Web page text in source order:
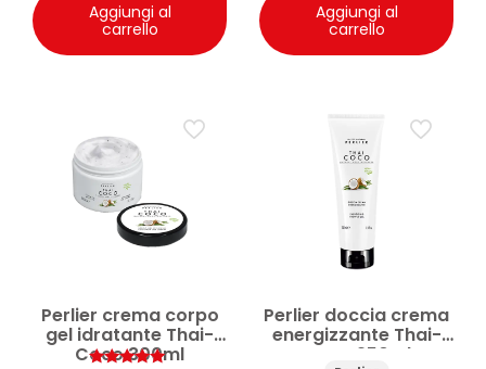
Aggiungi al
carrello
Aggiungi al
carrello
Perlier crema corpo
gel idratante Thai-
Coco 300ml
Perlier doccia crema
energizzante Thai-
Coco 250ml